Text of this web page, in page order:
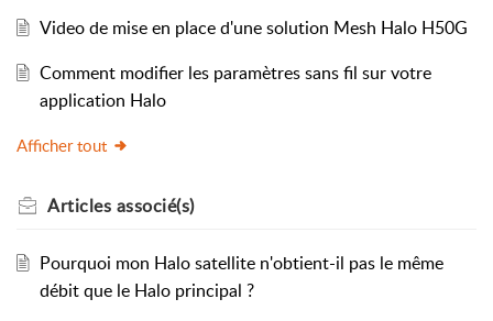
Video de mise en place d'une solution Mesh Halo H50G
Comment modifier les paramètres sans fil sur votre
application Halo
Afficher tout
Articles associé(s)
Pourquoi mon Halo satellite n'obtient-il pas le même
débit que le Halo principal ?